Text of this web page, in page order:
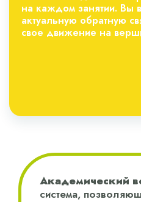
на каждом занятии. Вы
актуальную обратную
свое движение на
Академический
система,